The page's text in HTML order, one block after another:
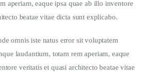
aperiam, eaque ipsa quae ab illo inventore
beatae vitae dicta sunt explicabo.
omnis iste natus error sit voluptatem
laudantium, totam rem aperiam, eaque
veritatis et quasi architecto beatae vitae